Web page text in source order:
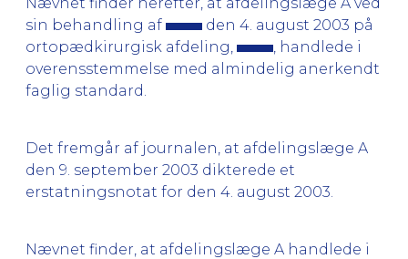
sin behandling af
den 4. august 2003 på
ortopædkirurgisk afdeling,
, handlede i
overensstemmelse med almindelig anerkendt
faglig standard.
Det fremgår af journalen, at afdelingslæge A
den 9. september 2003 dikterede et
erstatningsnotat for den 4. august 2003.
Nævnet finder, at afdelingslæge A handlede i